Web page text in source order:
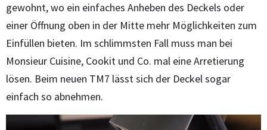
gewohnt, wo ein einfaches Anheben des Deckels oder
einer Öffnung oben in der Mitte mehr Möglichkeiten zum
Einfüllen bieten. Im schlimmsten Fall muss man bei
Monsieur Cuisine, Cookit und Co. mal eine Arretierung
lösen. Beim neuen TM7 lässt sich der Deckel sogar
einfach so abnehmen.